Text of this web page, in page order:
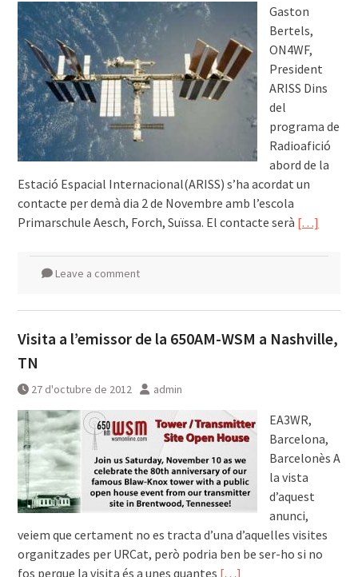
Gaston
Bertels,
ON4WF,
President
ARISS Dins
del
programa de
Radioafició
abord de la
Estació Espacial Internacional(ARISS) s’ha acordat un
contacte per demà dia 2 de Novembre amb l’escola
Primarschule Aesch, Forch, Suïssa. El contacte serà […]
Leave a comment
Visita a l’emissor de la 650AM-WSM a Nashville,
TN
27 d'octubre de 2012 admin
EA3WR,
Barcelona,
Barcelonès A
la vista
d’aquest
anunci,
veiem que certament no es tracta d’una d’aquelles visites
organitzades per URCat, però podria ben be ser-ho si no
fos perque la visita és a unes quantes […]